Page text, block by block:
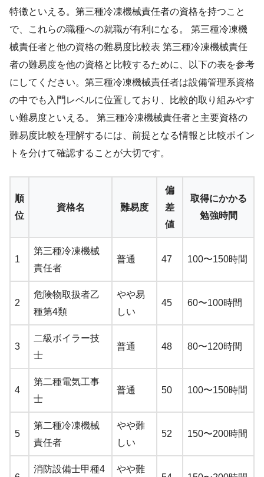
特徴といえる。第三種冷凍機械責任者の資格を持つこと
で、これらの職種への就職が有利になる。 第三種冷凍機
械責任者と他の資格の難易度比較表 第三種冷凍機械責任
者の難易度を他の資格と比較するために、以下の表を参考
にしてください。第三種冷凍機械責任者は設備管理系資格
の中でも入門レベルに位置しており、比較的取り組みやす
い難易度といえる。 第三種冷凍機械責任者と主要資格の
難易度比較を理解するには、前提となる情報と比較ポイン
トを分けて確認することが大切です。
順
位
資格名 難易度
偏
差
値
取得にかかる
勉強時間
1
第三種冷凍機械
責任者
普通 47 100〜150時間
2
危険物取扱者乙
種第4類
やや易
しい
45 60〜100時間
3
二級ボイラー技
士
普通 48 80〜120時間
4
第二種電気工事
士
普通 50 100〜150時間
5
第二種冷凍機械
責任者
やや難
しい
52 150〜200時間
消防設備士甲種4
やや難